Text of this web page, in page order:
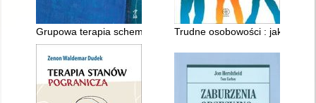
Grupowa terapia schematów w leczeniu bordeline
Trudne osobowości : jak radzić